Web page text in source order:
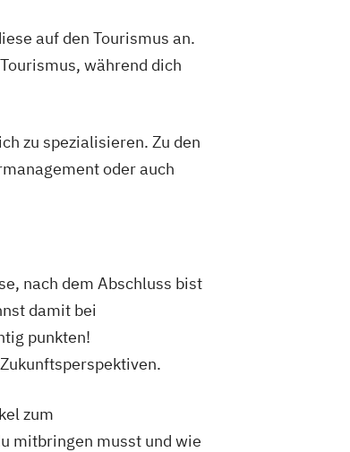
auf den Tourismus an.
während dich
zu spezialisieren. Zu den
oder auch
nach dem Abschluss bist
damit bei
punkten!
zum
mitbringen musst und wie